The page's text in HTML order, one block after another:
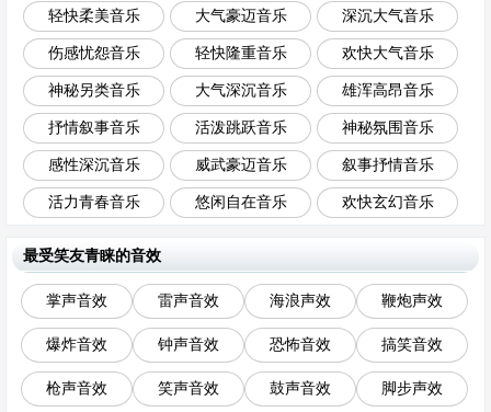
轻快柔美音乐 大气豪迈音乐 深沉大气音乐
伤感忧怨音乐 轻快隆重音乐 欢快大气音乐
神秘另类音乐 大气深沉音乐 雄浑高昂音乐
抒情叙事音乐 活泼跳跃音乐 神秘氛围音乐
感性深沉音乐 威武豪迈音乐 叙事抒情音乐
活力青春音乐 悠闲自在音乐 欢快玄幻音乐
最受笑友青睐的音效
掌声音效 雷声音效 海浪声效 鞭炮声效
爆炸音效 钟声音效 恐怖音效 搞笑音效
枪声音效 笑声音效 鼓声音效 脚步声效